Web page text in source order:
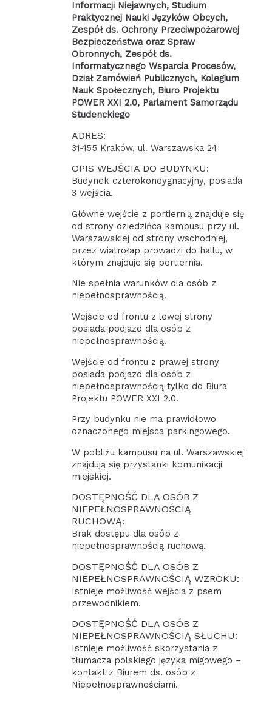
Informacji Niejawnych, Studium
Praktycznej Nauki Języków Obcych,
Zespół ds. Ochrony Przeciwpożarowej
Bezpieczeństwa oraz Spraw
Obronnych, Zespół ds.
Informatycznego Wsparcia Procesów,
Dział Zamówień Publicznych, Kolegium
Nauk Społecznych, Biuro Projektu
POWER XXI 2.0, Parlament Samorządu
Studenckiego
ADRES:
31-155 Kraków, ul. Warszawska 24
OPIS WEJŚCIA DO BUDYNKU:
Budynek czterokondygnacyjny, posiada
3 wejścia.
Główne wejście z portiernią znajduje się
od strony dziedzińca kampusu przy ul.
Warszawskiej od strony wschodniej,
przez wiatrołap prowadzi do hallu, w
którym znajduje się portiernia.
Nie spełnia warunków dla osób z
niepełnosprawnością.
Wejście od frontu z lewej strony
posiada podjazd dla osób z
niepełnosprawnością.
Wejście od frontu z prawej strony
posiada podjazd dla osób z
niepełnosprawnością tylko do Biura
Projektu POWER XXI 2.0.
Przy budynku nie ma prawidłowo
oznaczonego miejsca parkingowego.
W pobliżu kampusu na ul. Warszawskiej
znajdują się przystanki komunikacji
miejskiej.
DOSTĘPNOŚĆ DLA OSÓB Z
NIEPEŁNOSPRAWNOŚCIĄ
RUCHOWĄ:
Brak dostępu dla osób z
niepełnosprawnością ruchową.
DOSTĘPNOŚĆ DLA OSÓB Z
NIEPEŁNOSPRAWNOŚCIĄ WZROKU:
Istnieje możliwość wejścia z psem
przewodnikiem.
DOSTĘPNOŚĆ DLA OSÓB Z
NIEPEŁNOSPRAWNOŚCIĄ SŁUCHU:
Istnieje możliwość skorzystania z
tłumacza polskiego języka migowego –
kontakt z Biurem ds. osób z
Niepełnosprawnościami.